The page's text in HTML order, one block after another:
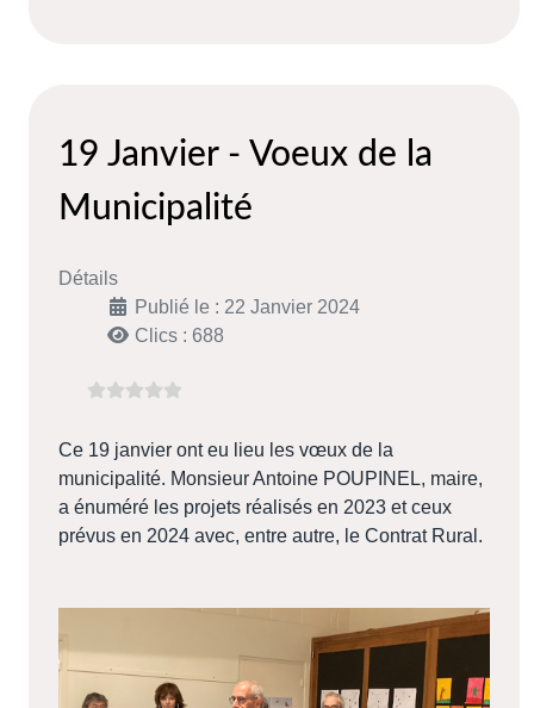
19 Janvier - Voeux de la
Municipalité
Détails
Publié le : 22 Janvier 2024
Clics : 688
Ce 19 janvier ont eu lieu les vœux de la
municipalité. Monsieur Antoine POUPINEL, maire,
a énuméré les projets réalisés en 2023 et ceux
prévus en 2024 avec, entre autre, le Contrat Rural.